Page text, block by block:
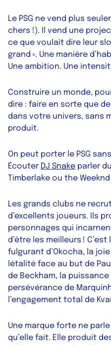
Le PSG ne vend plus
chers !). Il vend une
ce que voulait dire leur
grand ». Une manière
Une ambition. Une
Construire un monde,
dire : faire en sorte que
dans votre univers, sans
produit.
On peut porter le PSG
Écouter DJ Snake parler
Timberlake ou the Weeknd
Les grands clubs ne
d’excellents joueurs. Ils
personnages qui
d’être les meilleurs !
fulgurant d’Okocha, la
létalité face au but de
de Beckham, la
persévérance de
l’engagement total de
Une marque forte ne
qu’elle fait. Elle produit